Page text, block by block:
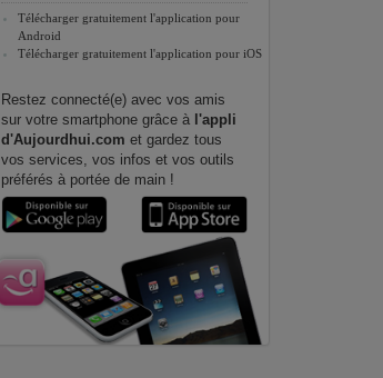
Télécharger gratuitement l'application pour
Android
Télécharger gratuitement l'application pour iOS
Restez connecté(e) avec vos amis
sur votre smartphone grâce à l'appli
d'Aujourdhui.com et gardez tous
vos services, vos infos et vos outils
préférés à portée de main !